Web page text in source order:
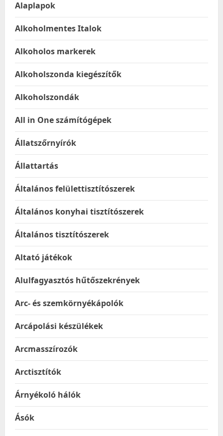
Alaplapok
Alkoholmentes Italok
Alkoholos markerek
Alkoholszonda kiegészítők
Alkoholszondák
All in One számítógépek
Állatszőrnyírók
Állattartás
Általános felülettisztítószerek
Általános konyhai tisztítószerek
Általános tisztítószerek
Altató játékok
Alulfagyasztós hűtőszekrények
Arc- és szemkörnyékápolók
Arcápolási készülékek
Arcmasszírozók
Arctisztítók
Árnyékoló hálók
Ásók